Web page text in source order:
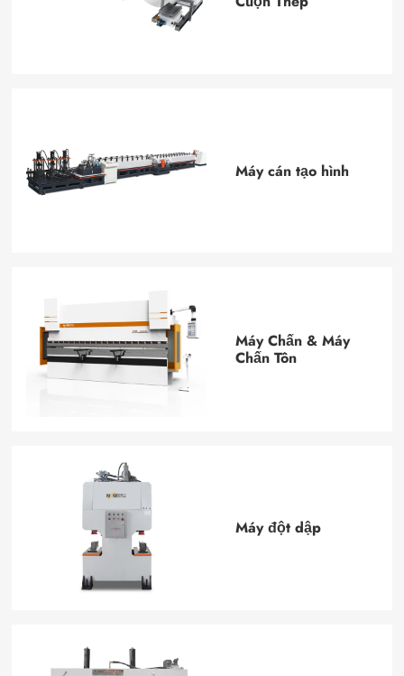
Máy cán tạo hình
Máy Chấn & Máy
Chấn Tôn
Máy đột dập